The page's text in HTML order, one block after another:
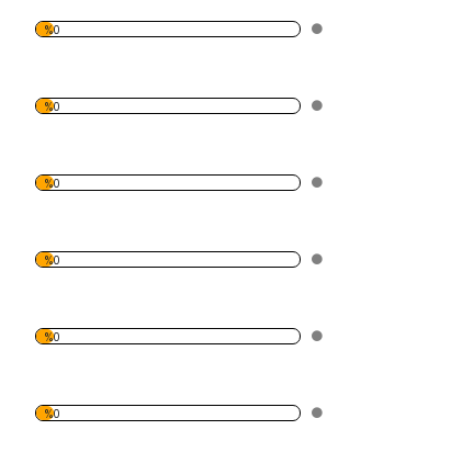
%0
%0
%0
%0
%0
%0